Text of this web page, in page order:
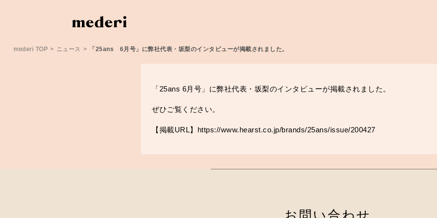
mederi TOP > ニュース > 「25ans 6月号」に弊社代表・坂梨のインタビューが掲載されました。
「25ans 6月号」に弊社代表・坂梨のインタビューが掲載されました。
ぜひご覧ください。
【掲載URL】 https://www.hearst.co.jp/brands/25ans/issue/200427
お問い合わせ